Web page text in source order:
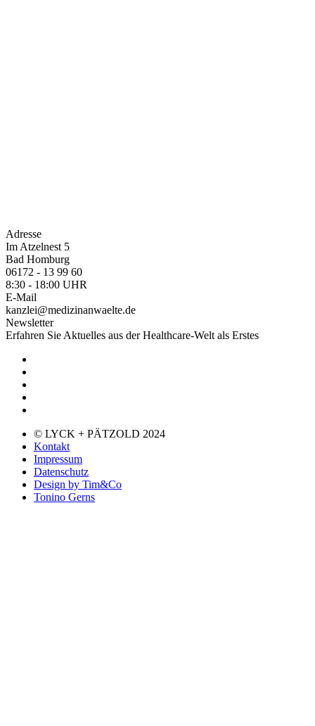
Adresse
Im Atzelnest 5
Bad Homburg
06172 - 13 99 60
8:30 - 18:00 UHR
E-Mail
kanzlei@medizinanwaelte.de
Newsletter
Erfahren Sie Aktuelles aus der Healthcare-Welt als Erstes
© LYCK + PÄTZOLD 2024
Kontakt
Impressum
Datenschutz
Design by Tim&Co
Tonino Gerns